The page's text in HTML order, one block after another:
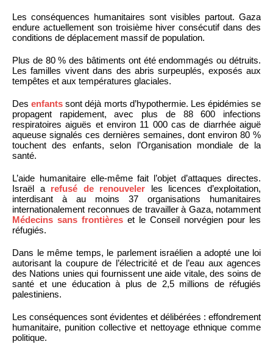
Les conséquences humanitaires sont visibles partout. Gaza
endure actuellement son troisième hiver consécutif dans des
conditions de déplacement massif de population.
Plus de 80 % des bâtiments ont été endommagés ou détruits.
Les familles vivent dans des abris surpeuplés, exposés aux
tempêtes et aux températures glaciales.
Desenfants sont déjà morts d’hypothermie. Les épidémies se
propagent rapidement, avec plus de 88 600 infections
respiratoires aiguës et environ 11 000 cas de diarrhée aiguë
aqueuse signalés ces dernières semaines, dont environ 80 %
touchent des enfants, selon l’Organisation mondiale de la
santé.
L’aide humanitaire elle-même fait l’objet d’attaques directes.
Israël a refusé de renouveler les licences d’exploitation,
interdisant à au moins 37 organisations humanitaires
internationalement reconnues de travailler à Gaza, notamment
Médecins sans frontières et le Conseil norvégien pour les
réfugiés.
Dans le même temps, le parlement israélien a adopté une loi
autorisant la coupure de l’électricité et de l’eau aux agences
des Nations unies qui fournissent une aide vitale, des soins de
santé et une éducation à plus de 2,5 millions de réfugiés
palestiniens.
Les conséquences sont évidentes et délibérées : effondrement
humanitaire, punition collective et nettoyage ethnique comme
politique.